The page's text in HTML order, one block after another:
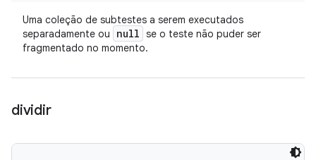
Uma coleção de subtestes a serem executados
separadamente ou
null se o teste não puder ser
fragmentado no momento.
dividir